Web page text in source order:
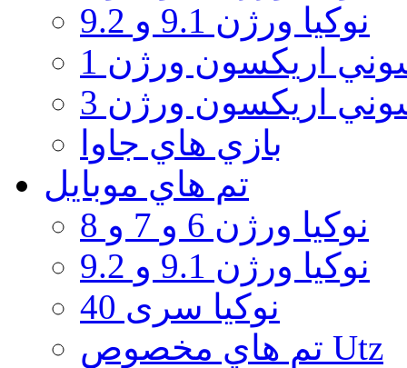
نوكيا ورژن 9.1 و 9.2
اريكسون ورژن 1
اريكسون ورژن 3
بازي هاي جاوا
تم هاي موبايل
نوكيا ورژن 6 و 7 و 8
نوكيا ورژن 9.1 و 9.2
نوکیا سری 40
تم هاي مخصوص Utz